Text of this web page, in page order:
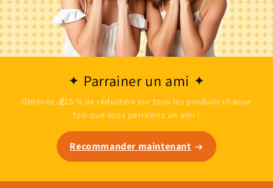
Parrainer un ami
Obtenez 💰15 % de réduction sur tous les produits chaque
fois que vous parrainez un ami !
Recommander maintenant